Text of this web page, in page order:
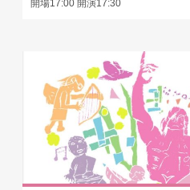
開場17:00 開演17:30